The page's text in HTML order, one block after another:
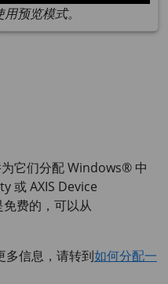
预览模式。
它们分配 Windows® 中
或AXIS Device
费的，可以从
多信息，请转到如何分配一